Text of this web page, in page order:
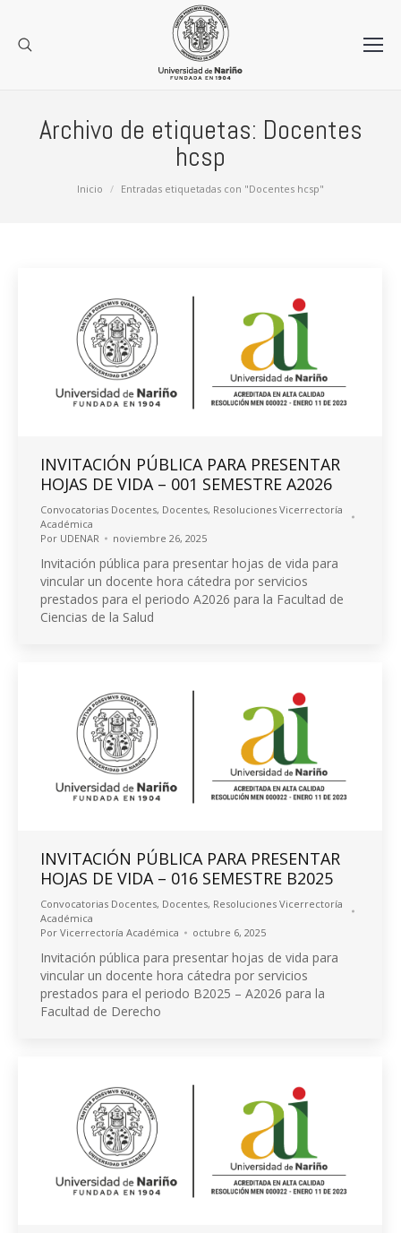
Archivo de etiquetas: Docentes
hcsp
Estás aquí:Inicio Entradas etiquetadas con "Docentes hcsp"
INVITACIÓN PÚBLICA PARA PRESENTAR
HOJAS DE VIDA – 001 SEMESTRE A2026
Convocatorias Docentes, Docentes, Resoluciones Vicerrectoría
Académica
Por UDENAR noviembre 26, 2025
Invitación pública para presentar hojas de vida para
vincular un docente hora cátedra por servicios
prestados para el periodo A2026 para la Facultad de
Ciencias de la Salud
INVITACIÓN PÚBLICA PARA PRESENTAR
HOJAS DE VIDA – 016 SEMESTRE B2025
Convocatorias Docentes, Docentes, Resoluciones Vicerrectoría
Académica
Por Vicerrectoría Académica octubre 6, 2025
Invitación pública para presentar hojas de vida para
vincular un docente hora cátedra por servicios
prestados para el periodo B2025 – A2026 para la
Facultad de Derecho